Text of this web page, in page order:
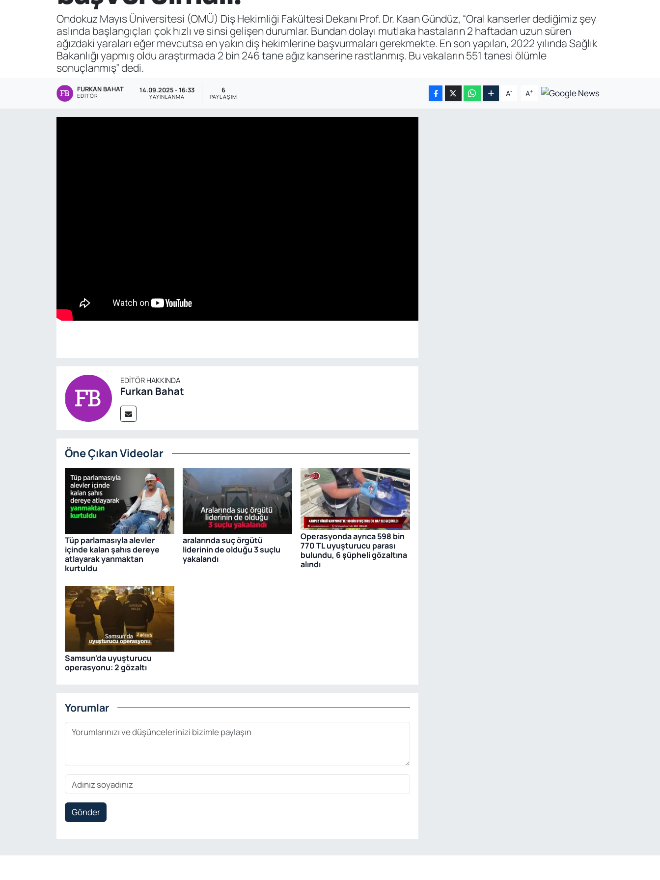
Ondokuz Mayıs Üniversitesi (OMÜ) Diş Hekimliği Fakültesi Dekanı Prof. Dr. Kaan Gündüz, “Oral kanserler dediğimiz şey
aslında başlangıçları çok hızlı ve sinsi gelişen durumlar. Bundan dolayı mutlaka hastaların 2 haftadan uzun süren
ağızdaki yaraları eğer mevcutsa en yakın diş hekimlerine başvurmaları gerekmekte. En son yapılan, 2022 yılında Sağlık
Bakanlığı yapmış oldu araştırmada 2 bin 246 tane ağız kanserine rastlanmış. Bu vakaların 551 tanesi ölümle
sonuçlanmış” dedi.
FURKAN BAHAT
EDITÖR
14.09.2025 - 16:33
YAYINLANMA
6
PAYLAŞIM A- A+
EDITÖR HAKKINDA
Furkan Bahat
Öne Çıkan Videolar
Tüp parlamasıyla alevler
içinde kalan şahıs dereye
atlayarak yanmaktan
kurtuldu
aralarında suç örgütü
liderinin de olduğu 3 suçlu
yakalandı
Operasyonda ayrıca 598 bin
770 TL uyuşturucu parası
bulundu, 6 şüpheli gözaltına
alındı
Samsun'da uyuşturucu
operasyonu: 2 gözaltı
Yorumlar
Gönder
Gündem
Özel Haber
POLİTİKA
Siyaset